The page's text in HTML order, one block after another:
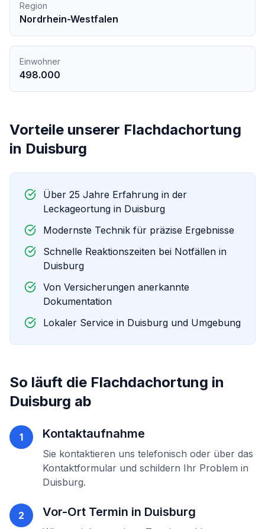
Region
Nordrhein-Westfalen
Einwohner
498.000
Vorteile unserer Flachdachortung
in Duisburg
Über 25 Jahre Erfahrung in der
Leckageortung in Duisburg
Modernste Technik für präzise Ergebnisse
Schnelle Reaktionszeiten bei Notfällen in
Duisburg
Von Versicherungen anerkannte
Dokumentation
Lokaler Service in Duisburg und Umgebung
So läuft die Flachdachortung in
Duisburg ab
1 Kontaktaufnahme
Sie kontaktieren uns telefonisch oder über das
Kontaktformular und schildern Ihr Problem in
Duisburg.
2 Vor-Ort Termin in Duisburg